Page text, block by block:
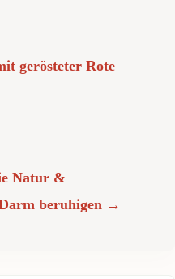
gerösteter Rote
Natur &
beruhigen →